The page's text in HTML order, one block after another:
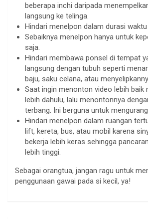
beberapa inchi daripada
langsung ke telinga.
Hindari menelpon dalam durasi waktu
Sebaiknya menelpon hanya untuk
saja.
Hindari membawa ponsel di tempat
langsung dengan tubuh seperti
baju, saku celana, atau
Saat ingin menonton video lebih baik
lebih dahulu, lalu menontonnya
terbang. Ini berguna untuk
Hindari menelpon dalam ruangan
lift, kereta, bus, atau mobil karena
bekerja lebih keras sehingga
lebih tinggi.
Sebagai orangtua, jangan ragu untuk
penggunaan gawai pada si kecil, ya!